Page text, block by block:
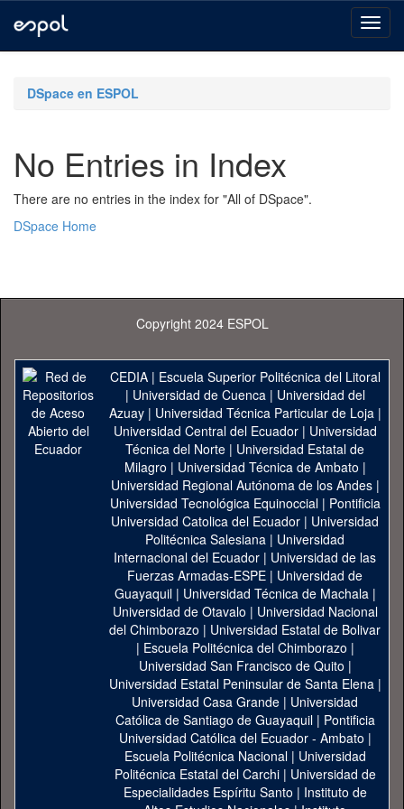
navigationDSpace en ESPOL
No Entries in Index
There are no entries in the index for "All of DSpace".
DSpace Home
Copyright 2024 ESPOL
CEDIA| Escuela Superior Politécnica del Litoral
| Universidad de Cuenca| Universidad del
Azuay| Universidad Técnica Particular de Loja|
Universidad Central del Ecuador| Universidad
Técnica del Norte | Universidad Estatal de
Milagro | Universidad Técnica de Ambato |
Universidad Regional Autónoma de los Andes|
Universidad Tecnológica Equinoccial| Pontificia
Universidad Catolica del Ecuador | Universidad
Politécnica Salesiana | Universidad
Internacional del Ecuador | Universidad de las
Fuerzas Armadas-ESPE | Universidad de
Guayaquil| Universidad Técnica de Machala|
Universidad de Otavalo | Universidad Nacional
del Chimborazo | Universidad Estatal de Bolivar
| Escuela Politécnica del Chimborazo |
Universidad San Francisco de Quito |
Universidad Estatal Peninsular de Santa Elena|
Universidad Casa Grande | Universidad
Católica de Santiago de Guayaquil| Pontificia
Universidad Católica del Ecuador - Ambato |
Escuela Politécnica Nacional| Universidad
Politécnica Estatal del Carchi| Universidad de
Especialidades Espíritu Santo | Instituto de